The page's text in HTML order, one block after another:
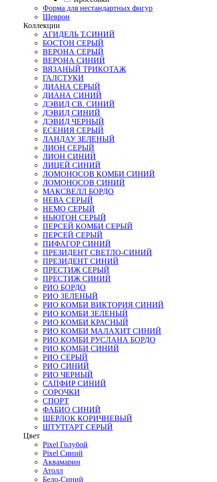
Форма для нестандартных фигур
Шеврон
Коллекции
АГИДЕЛЬ Т.СИНИЙ
БОСТОН СЕРЫЙ
ВЕРОНА СЕРЫЙ
ВЕРОНА СИНИЙ
ВЯЗАНЫЙ ТРИКОТАЖ
ГАЛСТУКИ
ДИАНА СЕРЫЙ
ДИАНА СИНИЙ
ДЭВИД СВ. СИНИЙ
ДЭВИД СИНИЙ
ДЭВИД ЧЕРНЫЙ
ЕСЕНИЯ СЕРЫЙ
ЛАНДАУ ЗЕЛЕНЫЙ
ЛИОН СЕРЫЙ
ЛИОН СИНИЙ
ЛИЦЕЙ СИНИЙ
ЛОМОНОСОВ КОМБИ СИНИЙ
ЛОМОНОСОВ СИНИЙ
МАКСВЕЛЛ БОРДО
НЕВА СЕРЫЙ
НЕМО СЕРЫЙ
НЬЮТОН СЕРЫЙ
ПЕРСЕЙ КОМБИ СЕРЫЙ
ПЕРСЕЙ СЕРЫЙ
ПИФАГОР СИНИЙ
ПРЕЗИДЕНТ СВЕТЛО-СИНИЙ
ПРЕЗИДЕНТ СИНИЙ
ПРЕСТИЖ СЕРЫЙ
ПРЕСТИЖ СИНИЙ
РИО БОРДО
РИО ЗЕЛЕНЫЙ
РИО КОМБИ ВИКТОРИЯ СИНИЙ
РИО КОМБИ ЗЕЛЕНЫЙ
РИО КОМБИ КРАСНЫЙ
РИО КОМБИ МАЛАХИТ СИНИЙ
РИО КОМБИ РУСЛАНА БОРДО
РИО КОМБИ СИНИЙ
РИО СЕРЫЙ
РИО СИНИЙ
РИО ЧЕРНЫЙ
САПФИР СИНИЙ
СОРОЧКИ
СПОРТ
ФАБИО СИНИЙ
ШЕРЛОК КОРИЧНЕВЫЙ
ШТУТГАРТ СЕРЫЙ
Цвет
Pixel Голубой
Pixel Синий
Аквамарин
Атолл
Бело-Синий